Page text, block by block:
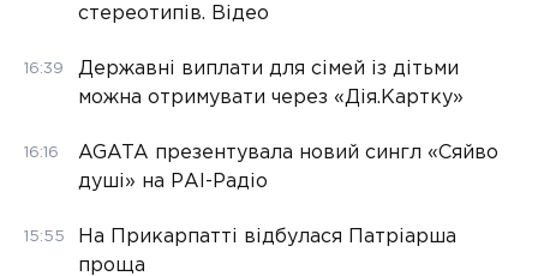
стереотипів. Відео
16:39
Державні виплати для сімей із дітьми
можна отримувати через «Дія.Картку»
16:16
AGATA презентувала новий сингл «Сяйво
душі» на РАІ-Радіо
15:55
На Прикарпатті відбулася Патріарша
проща